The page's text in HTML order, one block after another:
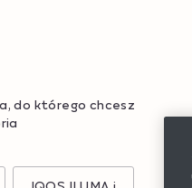
do którego chcesz